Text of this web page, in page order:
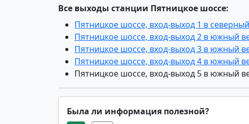
Все выходы станции Пятницкое шоссе:
Пятницкое шоссе, вход-выход 1 в
Пятницкое шоссе, вход-выход 2 в южный
Пятницкое шоссе, вход-выход 3 в южный
Пятницкое шоссе, вход-выход 4 в южный
Пятницкое шоссе, вход-выход 5 в южный
Была ли информация полезной?